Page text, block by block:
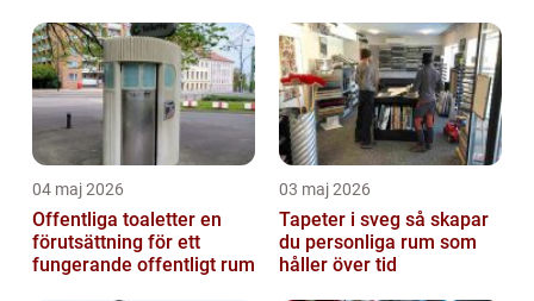
04 maj 2026
Offentliga toaletter en
förutsättning för ett
fungerande offentligt rum
03 maj 2026
Tapeter i sveg så skapar
du personliga rum som
håller över tid